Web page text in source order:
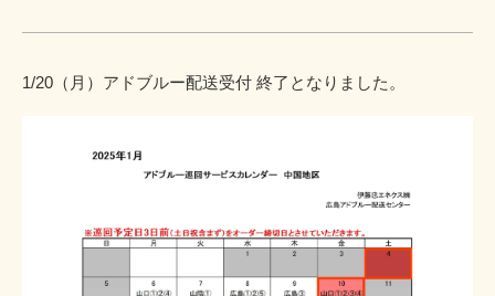
1/20（月）アドブルー配送受付 終了となりました。